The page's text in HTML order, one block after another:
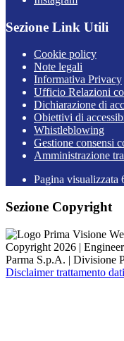
Sezione Link Utili
Cookie policy
Note legali
Informativa Privacy
Ufficio Relazioni
Dichiarazione di
Obiettivi di
Whistleblowing
Gestione consensi
Amministrazione
Pagina visualizzata
Sezione Copyright
Copyright 2026 |
Parma S.p.A. | Divisione
Disclaimer trattamento